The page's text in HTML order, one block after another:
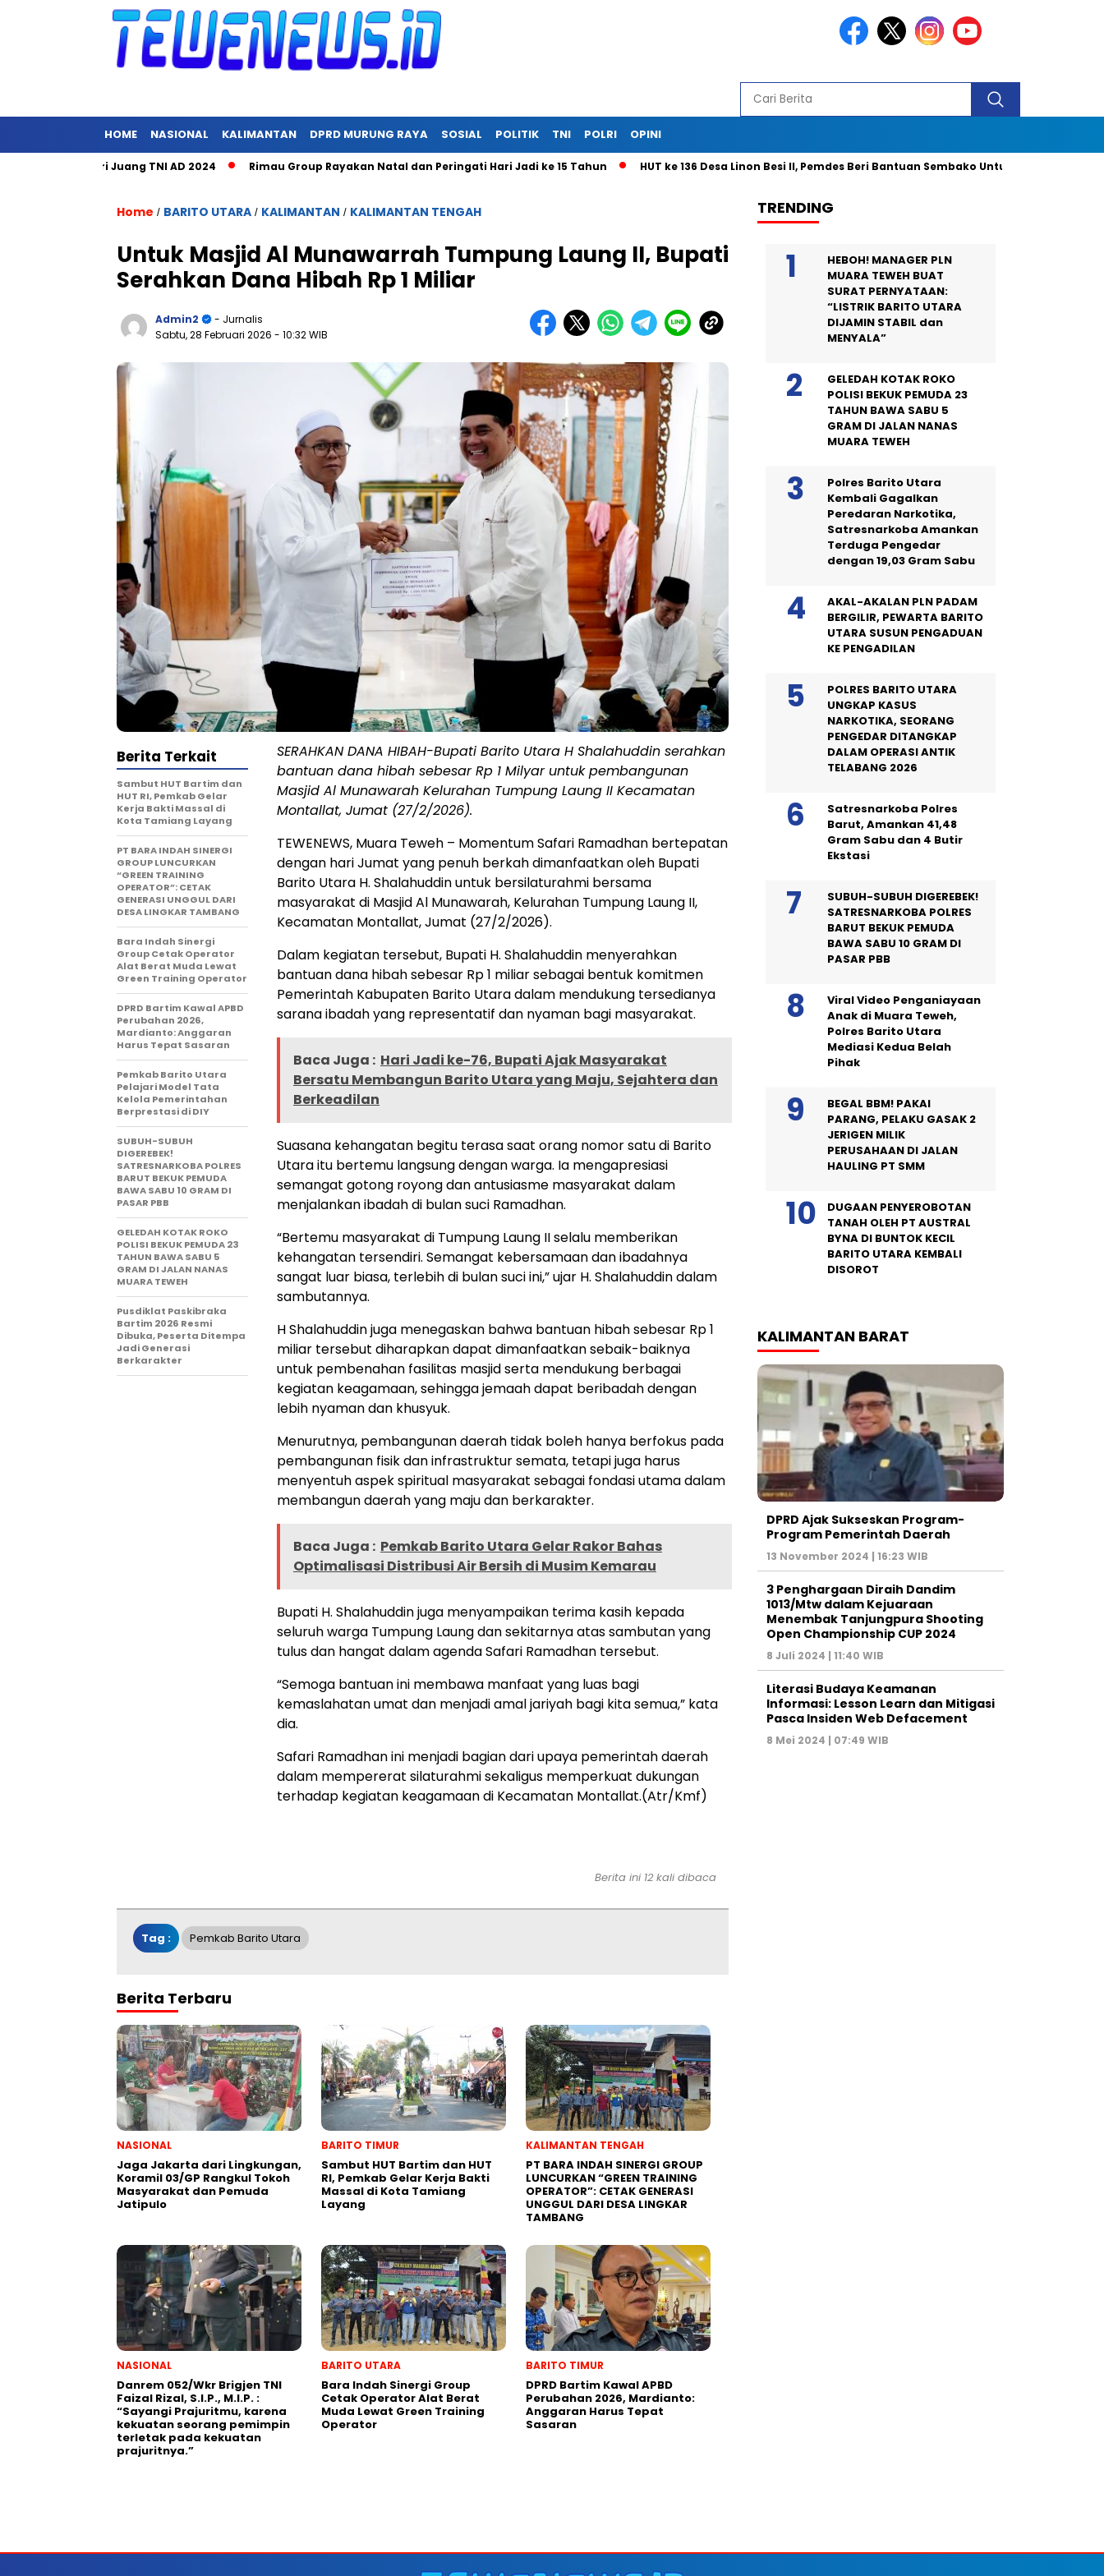
HOME NASIONAL KALIMANTAN DPRD MURUNG RAYA SOSIAL POLITIK TNI POLRI OPINI
Hari Juang TNI AD 2024 Rimau Group Rayakan Natal dan Peringati Hari Jadi ke 15 Tahun HUT ke 136 Desa Linon Besi II, Pemdes Beri Bantuan Sembako Untuk 40 Kepala Keluarga
Home / BARITO UTARA / KALIMANTAN / KALIMANTAN TENGAH
Untuk Masjid Al Munawarrah Tumpung Laung II, Bupati
Serahkan Dana Hibah Rp 1 Miliar
Admin2
- Jurnalis
Sabtu, 28 Februari 2026 - 10:32 WIB
SERAHKAN DANA HIBAH-Bupati Barito Utara H Shalahuddin serahkan
bantuan dana hibah sebesar Rp 1 Milyar untuk pembangunan
Masjid Al Munawarah Kelurahan Tumpung Laung II Kecamatan
Montallat, Jumat (27/2/2026).
TEWENEWS, Muara Teweh – Momentum Safari Ramadhan bertepatan
dengan hari Jumat yang penuh berkah dimanfaatkan oleh Bupati
Barito Utara H. Shalahuddin untuk bersilaturahmi bersama
masyarakat di Masjid Al Munawarah, Kelurahan Tumpung Laung II,
Kecamatan Montallat, Jumat (27/2/2026).
Dalam kegiatan tersebut, Bupati H. Shalahuddin menyerahkan
bantuan dana hibah sebesar Rp 1 miliar sebagai bentuk komitmen
Pemerintah Kabupaten Barito Utara dalam mendukung tersedianya
sarana ibadah yang representatif dan nyaman bagi masyarakat.
Baca Juga : Hari Jadi ke-76, Bupati Ajak Masyarakat
Bersatu Membangun Barito Utara yang Maju, Sejahtera dan
Berkeadilan
Suasana kehangatan begitu terasa saat orang nomor satu di Barito
Utara itu bertemu langsung dengan warga. Ia mengapresiasi
semangat gotong royong dan antusiasme masyarakat dalam
menjalankan ibadah di bulan suci Ramadhan.
“Bertemu masyarakat di Tumpung Laung II selalu memberikan
kehangatan tersendiri. Semangat kebersamaan dan ibadahnya
sangat luar biasa, terlebih di bulan suci ini,” ujar H. Shalahuddin dalam
sambutannya.
H Shalahuddin juga menegaskan bahwa bantuan hibah sebesar Rp 1
miliar tersebut diharapkan dapat dimanfaatkan sebaik-baiknya
untuk pembenahan fasilitas masjid serta mendukung berbagai
kegiatan keagamaan, sehingga jemaah dapat beribadah dengan
lebih nyaman dan khusyuk.
Menurutnya, pembangunan daerah tidak boleh hanya berfokus pada
pembangunan fisik dan infrastruktur semata, tetapi juga harus
menyentuh aspek spiritual masyarakat sebagai fondasi utama dalam
membangun daerah yang maju dan berkarakter.
Baca Juga : Pemkab Barito Utara Gelar Rakor Bahas
Optimalisasi Distribusi Air Bersih di Musim Kemarau
Bupati H. Shalahuddin juga menyampaikan terima kasih kepada
seluruh warga Tumpung Laung dan sekitarnya atas sambutan yang
tulus dan hangat dalam agenda Safari Ramadhan tersebut.
“Semoga bantuan ini membawa manfaat yang luas bagi
kemaslahatan umat dan menjadi amal jariyah bagi kita semua,” kata
dia.
Safari Ramadhan ini menjadi bagian dari upaya pemerintah daerah
dalam mempererat silaturahmi sekaligus memperkuat dukungan
terhadap kegiatan keagamaan di Kecamatan Montallat.(Atr/Kmf)
Berita Terkait
Sambut HUT Bartim dan
HUT RI, Pemkab Gelar
Kerja Bakti Massal di
Kota Tamiang Layang
PT BARA INDAH SINERGI
GROUP LUNCURKAN
“GREEN TRAINING
OPERATOR”: CETAK
GENERASI UNGGUL DARI
DESA LINGKAR TAMBANG
Bara Indah Sinergi
Group Cetak Operator
Alat Berat Muda Lewat
Green Training Operator
DPRD Bartim Kawal APBD
Perubahan 2026,
Mardianto: Anggaran
Harus Tepat Sasaran
Pemkab Barito Utara
Pelajari Model Tata
Kelola Pemerintahan
Berprestasi di DIY
SUBUH-SUBUH
DIGEREBEK!
SATRESNARKOBA POLRES
BARUT BEKUK PEMUDA
BAWA SABU 10 GRAM DI
PASAR PBB
GELEDAH KOTAK ROKO
POLISI BEKUK PEMUDA 23
TAHUN BAWA SABU 5
GRAM DI JALAN NANAS
MUARA TEWEH
Pusdiklat Paskibraka
Bartim 2026 Resmi
Dibuka, Peserta Ditempa
Jadi Generasi
Berkarakter
Berita ini 12 kali dibaca
Tag : Pemkab Barito Utara
Berita Terbaru
NASIONAL
Jaga Jakarta dari Lingkungan,
Koramil 03/GP Rangkul Tokoh
Masyarakat dan Pemuda
Jatipulo
BARITO TIMUR
Sambut HUT Bartim dan HUT
RI, Pemkab Gelar Kerja Bakti
Massal di Kota Tamiang
Layang
KALIMANTAN TENGAH
PT BARA INDAH SINERGI GROUP
LUNCURKAN “GREEN TRAINING
OPERATOR”: CETAK GENERASI
UNGGUL DARI DESA LINGKAR
TAMBANG
NASIONAL
Danrem 052/Wkr Brigjen TNI
Faizal Rizal, S.I.P., M.I.P. :
“Sayangi Prajuritmu, karena
kekuatan seorang pemimpin
terletak pada kekuatan
prajuritnya.”
BARITO UTARA
Bara Indah Sinergi Group
Cetak Operator Alat Berat
Muda Lewat Green Training
Operator
BARITO TIMUR
DPRD Bartim Kawal APBD
Perubahan 2026, Mardianto:
Anggaran Harus Tepat
Sasaran
TRENDING
HEBOH! MANAGER PLN
MUARA TEWEH BUAT
SURAT PERNYATAAN:
“LISTRIK BARITO UTARA
DIJAMIN STABIL dan
MENYALA”
GELEDAH KOTAK ROKO
POLISI BEKUK PEMUDA 23
TAHUN BAWA SABU 5
GRAM DI JALAN NANAS
MUARA TEWEH
Polres Barito Utara
Kembali Gagalkan
Peredaran Narkotika,
Satresnarkoba Amankan
Terduga Pengedar
dengan 19,03 Gram Sabu
AKAL-AKALAN PLN PADAM
BERGILIR, PEWARTA BARITO
UTARA SUSUN PENGADUAN
KE PENGADILAN
POLRES BARITO UTARA
UNGKAP KASUS
NARKOTIKA, SEORANG
PENGEDAR DITANGKAP
DALAM OPERASI ANTIK
TELABANG 2026
Satresnarkoba Polres
Barut, Amankan 41,48
Gram Sabu dan 4 Butir
Ekstasi
SUBUH-SUBUH DIGEREBEK!
SATRESNARKOBA POLRES
BARUT BEKUK PEMUDA
BAWA SABU 10 GRAM DI
PASAR PBB
Viral Video Penganiayaan
Anak di Muara Teweh,
Polres Barito Utara
Mediasi Kedua Belah
Pihak
BEGAL BBM! PAKAI
PARANG, PELAKU GASAK 2
JERIGEN MILIK
PERUSAHAAN DI JALAN
HAULING PT SMM
DUGAAN PENYEROBOTAN
TANAH OLEH PT AUSTRAL
BYNA DI BUNTOK KECIL
BARITO UTARA KEMBALI
DISOROT
KALIMANTAN BARAT
DPRD Ajak Sukseskan Program-
Program Pemerintah Daerah
13 November 2024 | 16:23 WIB
3 Penghargaan Diraih Dandim
1013/Mtw dalam Kejuaraan
Menembak Tanjungpura Shooting
Open Championship CUP 2024
8 Juli 2024 | 11:40 WIB
Literasi Budaya Keamanan
Informasi: Lesson Learn dan Mitigasi
Pasca Insiden Web Defacement
8 Mei 2024 | 07:49 WIB